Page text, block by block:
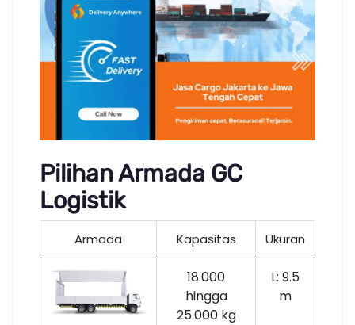
Pilihan Armada GC
Logistik
Armada Kapasitas Ukuran
18.000
hingga
25.000 kg
L: 9.5
m